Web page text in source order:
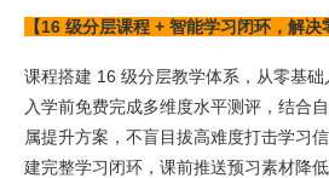
【16 级分层课程 + 智能学习闭环，解决
课程搭建 16 级分层教学体系，从零基础
入学前免费完成多维度水平测评，结合
属提升方案，不盲目拔高难度打击学习
建完整学习闭环，课前推送预习素材降